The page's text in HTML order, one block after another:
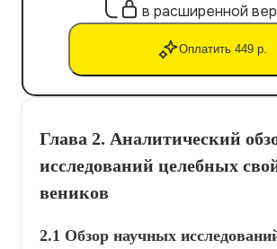
в расширенной
Оплатить 449 р.
Глава 2. Аналитический
исследований целебных
веников
2.1 Обзор научных